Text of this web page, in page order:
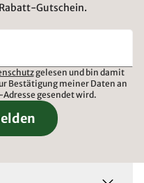
Gutschein.
gelesen und bin damit
Bestätigung meiner Daten an
gesendet wird.